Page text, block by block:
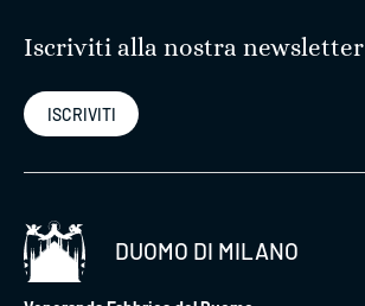
Iscriviti alla nostra newsletter
ISCRIVITI
DUOMO DI MILANO